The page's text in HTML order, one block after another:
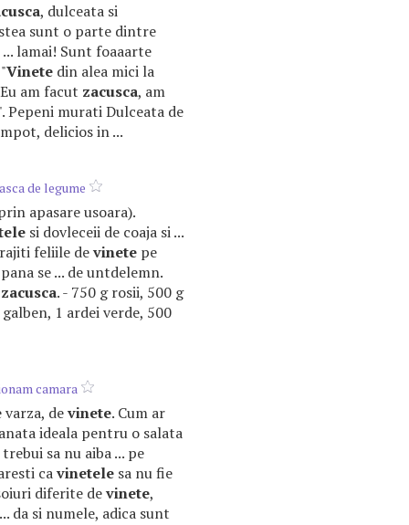
, dulceata si
sunt o parte dintre
lamai! Sunt foaaarte
Vinete din alea mici la
am facut zacusca, am
Pepeni murati Dulceata de
delicios in ...
de legume
apasare usoara).
si dovleceii de coaja si ...
feliile devinete pe
se ... de untdelemn.
zacusca. - 750 g rosii, 500 g
1 ardei verde, 500
camara
varza, devinete. Cum ar
ideala pentru o salata
sa nu aiba ... pe
cavinetele sa nu fie
diferite devinete,
da si numele, adica sunt